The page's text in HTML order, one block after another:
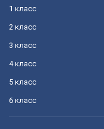
1 класс
2 класс
3 класс
4 класс
5 класс
6 класс